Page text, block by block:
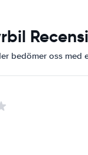
bedömer oss med